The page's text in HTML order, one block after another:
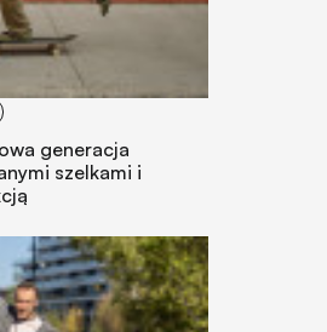
generacja
szelkami i